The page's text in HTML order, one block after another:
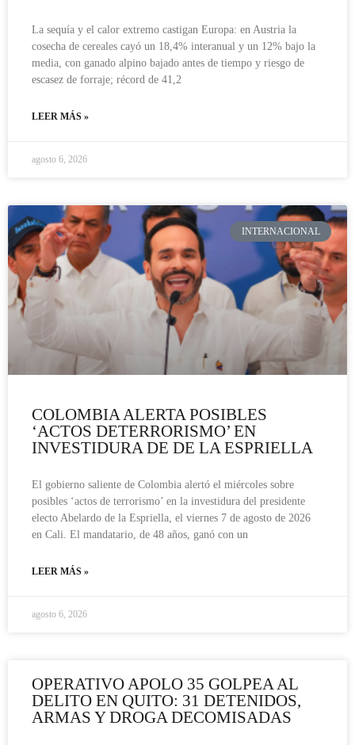
La sequía y el calor extremo castigan Europa: en Austria la
cosecha de cereales cayó un 18,4% interanual y un 12% bajo la
media, con ganado alpino bajado antes de tiempo y riesgo de
escasez de forraje; récord de 41,2
LEER MÁS »
agosto 6, 2026
INTERNACIONAL
COLOMBIA ALERTA POSIBLES
‘ACTOS DETERRORISMO’ EN
INVESTIDURA DE DE LA ESPRIELLA
El gobierno saliente de Colombia alertó el miércoles sobre
posibles ‘actos de terrorismo’ en la investidura del presidente
electo Abelardo de la Espriella, el viernes 7 de agosto de 2026
en Cali. El mandatario, de 48 años, ganó con un
LEER MÁS »
agosto 6, 2026
OPERATIVO APOLO 35 GOLPEA AL
DELITO EN QUITO: 31 DETENIDOS,
ARMAS Y DROGA DECOMISADAS